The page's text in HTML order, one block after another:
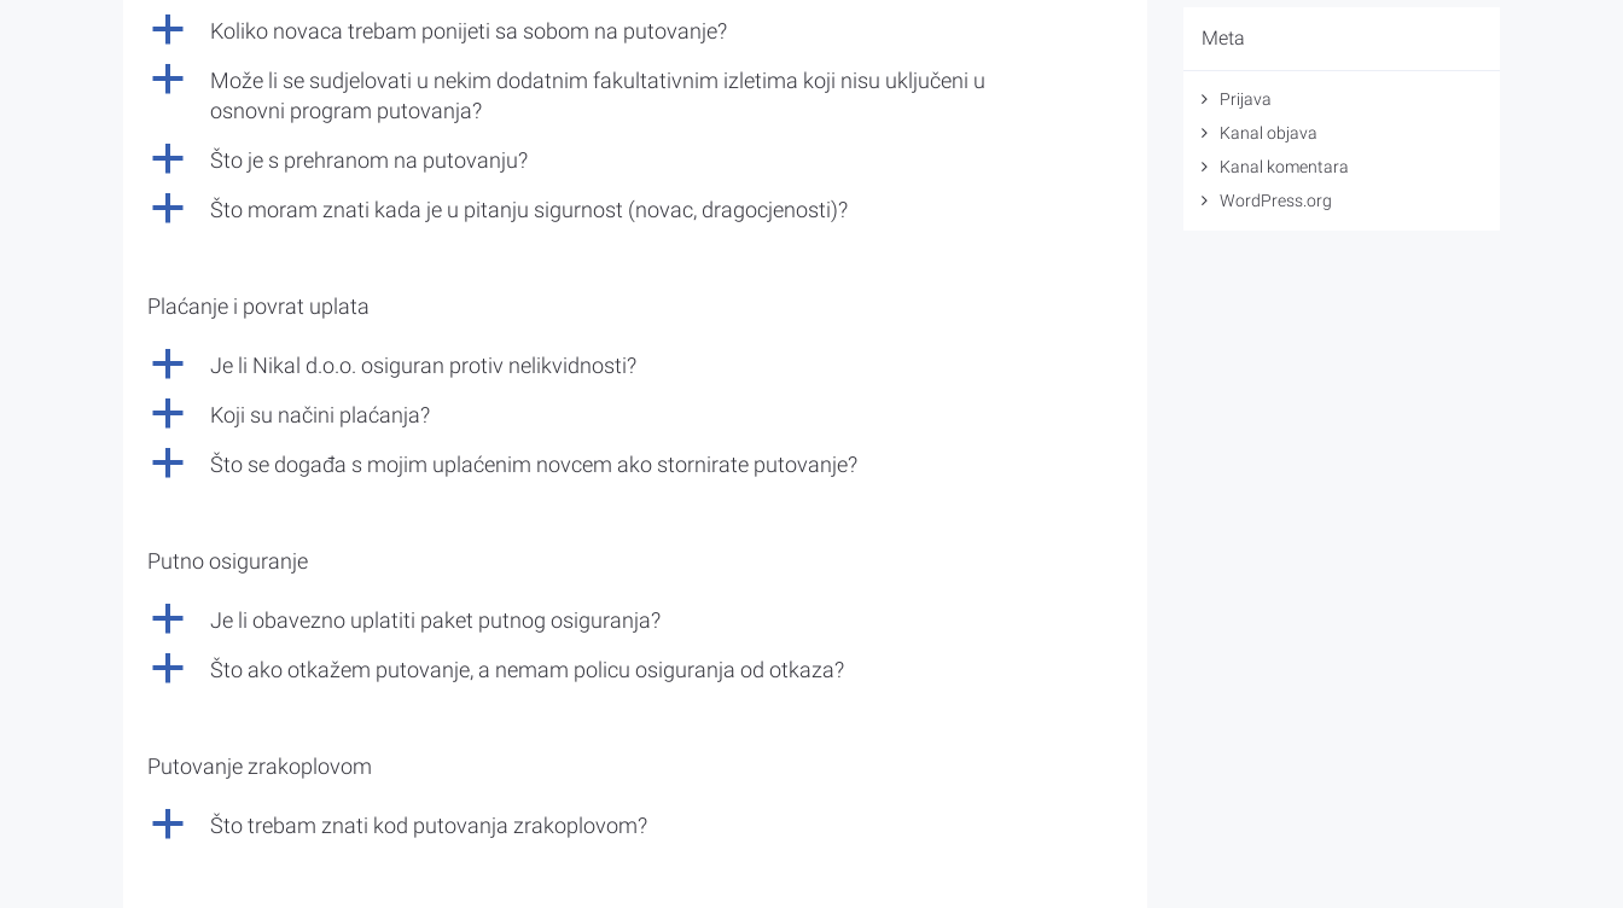
a Koliko novaca trebam ponijeti sa sobom na putovanje?
a
Može li se sudjelovati u nekim dodatnim fakultativnim izletima koji nisu uključeni u
osnovni program putovanja?
a Što je s prehranom na putovanju?
a Što moram znati kada je u pitanju sigurnost (novac, dragocjenosti)?
Plaćanje i povrat uplata
a Je li Nikal d.o.o. osiguran protiv nelikvidnosti?
a Koji su načini plaćanja?
a Što se događa s mojim uplaćenim novcem ako stornirate putovanje?
Putno osiguranje
a Je li obavezno uplatiti paket putnog osiguranja?
a Što ako otkažem putovanje, a nemam policu osiguranja od otkaza?
Putovanje zrakoplovom
a Što trebam znati kod putovanja zrakoplovom?
Meta
Prijava
Kanal objava
Kanal komentara
WordPress.org